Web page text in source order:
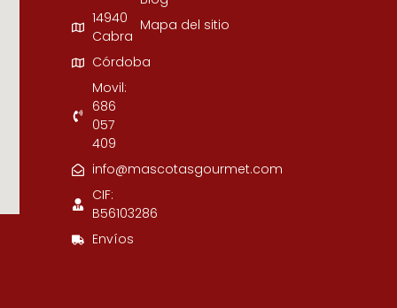
14940
Cabra
Córdoba
Movil:
686
057
409
info@mascotasgourmet.com
CIF:
B56103286
Envíos
Mapa del sitio